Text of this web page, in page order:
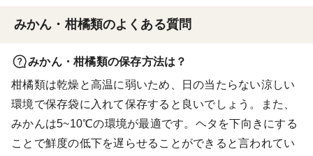
みかん・柑橘類のよくある質問
みかん・柑橘類の保存方法は？
柑橘類は乾燥と高温に弱いため、日の当たらない涼しい
環境で保存袋に入れて保存すると良いでしょう。また、
みかんは5~10℃の環境が最適です。ヘタを下向きにする
ことで鮮度の低下を遅らせることができると言われてい